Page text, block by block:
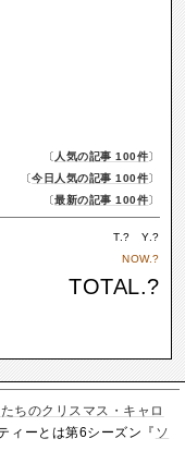
〔 人気の記事 100件〕
〔今日人気の記事 100件〕
〔最新の記事 100件〕
T.? Y.?
NOW.?
TOTAL.?
ちのクリスマス・キャロ
ィーとは第6シーズン『 ソ